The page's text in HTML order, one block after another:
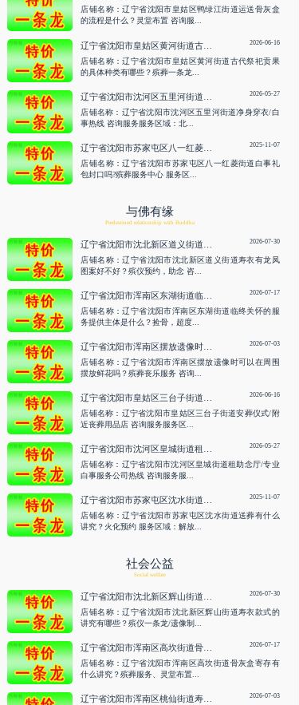
店铺名称：辽宁省沈阳市皇姑区鸭绿江街道运送骨灰盒
的流程是什么？灵堂布置 咨询服...
2026-06-16
店铺名称：辽宁省沈阳市皇姑区黄河街道古代祭祀贡果
的具体种类有哪些？殡葬一条龙...
2026-05-27
店铺名称：辽宁省沈阳市沈河区五里河街道净身穿衣/白
事热线 咨询服务服务区域：北...
2025-11-07
店铺名称：辽宁省沈阳市苏家屯区八一红菱街道白事礼
包封口吗?殡葬服务中心 服务区...
与佛有缘
Predestined relationship with Buddha
2026-07-30
店铺名称：辽宁省沈阳市沈北新区道义街道寿衣有龙凤
图案好不好？殡仪预约，助念 咨...
2026-07-17
店铺名称：辽宁省沈阳市浑南区东湖街道临终关怀的服
务提供主体是什么？捡骨，超度...
2026-07-03
店铺名称：辽宁省沈阳市浑南区摆放遗像时可以在周围
摆放鲜花吗？殡葬丧乐服务 咨询...
2026-06-16
店铺名称：辽宁省沈阳市皇姑区三台子街道安葬仪式/附
近丧葬用品店 咨询服务服务区...
2026-05-27
店铺名称：辽宁省沈阳市沈河区皇城街道租助念厅/专业
白事服务公司热线 咨询服务服...
2025-11-07
店铺名称：辽宁省沈阳市苏家屯区沈水街道送葬有什么
讲究？火化预约 服务区域：解放...
社会公益
Social welfare
2026-07-30
店铺名称：辽宁省沈阳市沈北新区辉山街道寿衣款式的
讲究有哪些？殡仪一条龙/遗像制...
2026-07-17
店铺名称：辽宁省沈阳市浑南区高坎街道骨灰盒寄存有
什么讲究？殡葬服务、灵堂布置...
2026-07-03